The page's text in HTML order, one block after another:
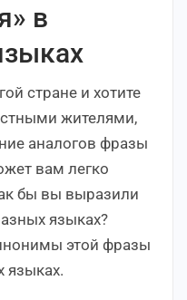
в
стране и хотите
жителями,
аналогов фразы
вам легко
бы вы выразили
языках?
этой фразы
языках.